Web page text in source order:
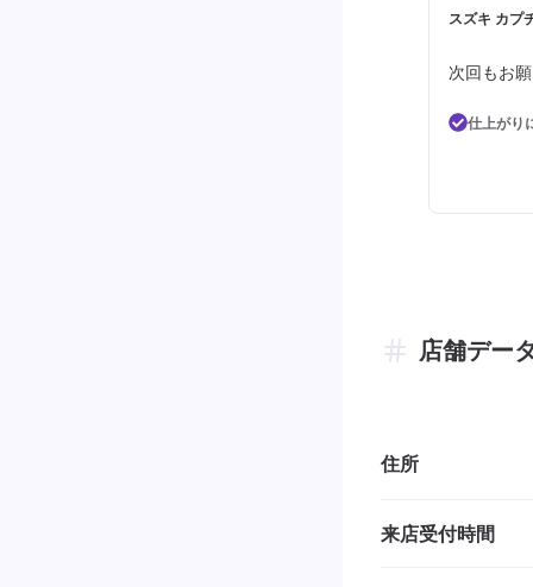
スズキ カプ
次回もお
仕上がり
店舗デー
住所
来店受付時間